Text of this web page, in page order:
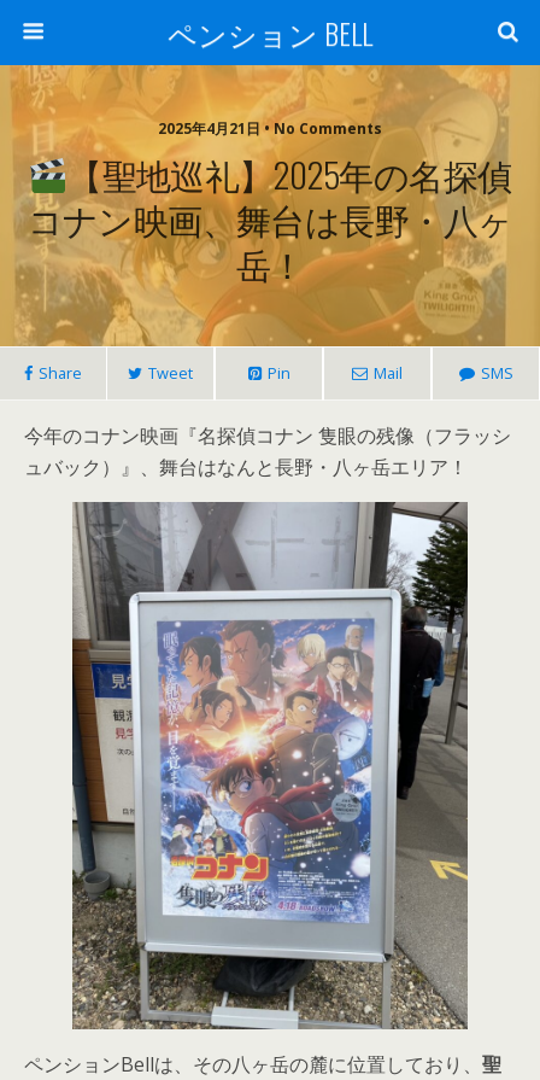
ペンション BELL
2025年4月21日 • No Comments
【聖地巡礼】2025年の名探偵
コナン映画、舞台は長野・八ヶ
岳！
Share Tweet Pin Mail SMS
今年のコナン映画『名探偵コナン 隻眼の残像（フラッシ
ュバック）』、舞台はなんと長野・八ヶ岳エリア！
ペンションBellは、その八ヶ岳の麓に位置しており、 聖